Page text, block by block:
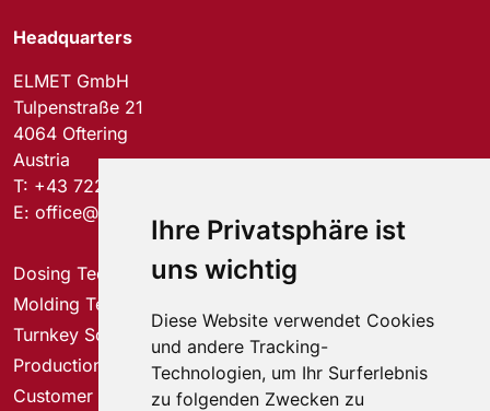
Ihre Privatsphäre ist
uns wichtig
Diese Website verwendet Cookies
und andere Tracking-
Technologien, um Ihr Surferlebnis
zu folgenden Zwecken zu
Headquarters
ELMET GmbH
Tulpenstraße 21
4064 Oftering
Austria
T: +43 7221 74577-0
E: office@elmet.com
Dosing Technology
Molding Technology
Turnkey Solutions
Production Solutions
Customer Service Center